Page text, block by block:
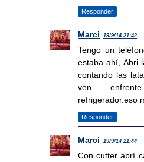
Responder
Marci 19/9/14 21:42
Tengo un
estaba ahí, Abri
contando las
ven
refrigerador.eso
Responder
Marci 19/9/14 21:44
Con cutter abrí